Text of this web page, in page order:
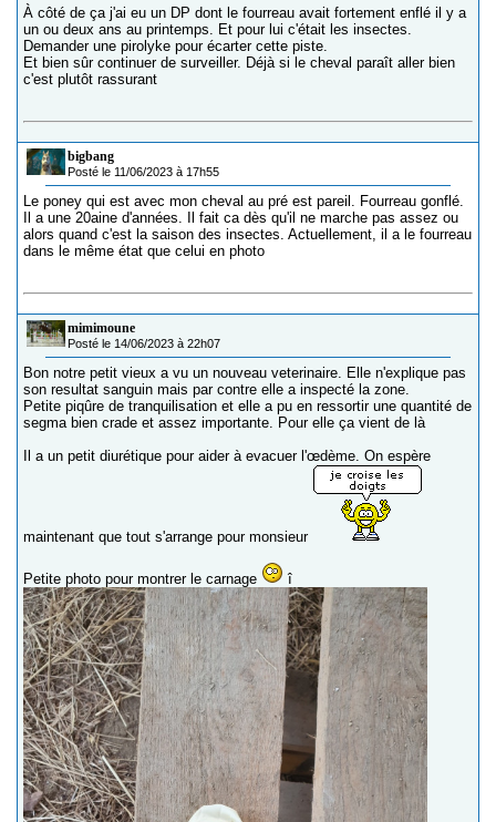
À côté de ça j'ai eu un DP dont le fourreau avait fortement enflé il y a
un ou deux ans au printemps. Et pour lui c'était les insectes.
Demander une pirolyke pour écarter cette piste.
Et bien sûr continuer de surveiller. Déjà si le cheval paraît aller bien
c'est plutôt rassurant
bigbang
Posté le 11/06/2023 à 17h55
Le poney qui est avec mon cheval au pré est pareil. Fourreau gonflé.
Il a une 20aine d'années. Il fait ca dès qu'il ne marche pas assez ou
alors quand c'est la saison des insectes. Actuellement, il a le fourreau
dans le même état que celui en photo
mimimoune
Posté le 14/06/2023 à 22h07
Bon notre petit vieux a vu un nouveau veterinaire. Elle n'explique pas
son resultat sanguin mais par contre elle a inspecté la zone.
Petite piqûre de tranquilisation et elle a pu en ressortir une quantité de
segma bien crade et assez importante. Pour elle ça vient de là
Il a un petit diurétique pour aider à evacuer l'œdème. On espère
maintenant que tout s'arrange pour monsieur
Petite photo pour montrer le carnage î